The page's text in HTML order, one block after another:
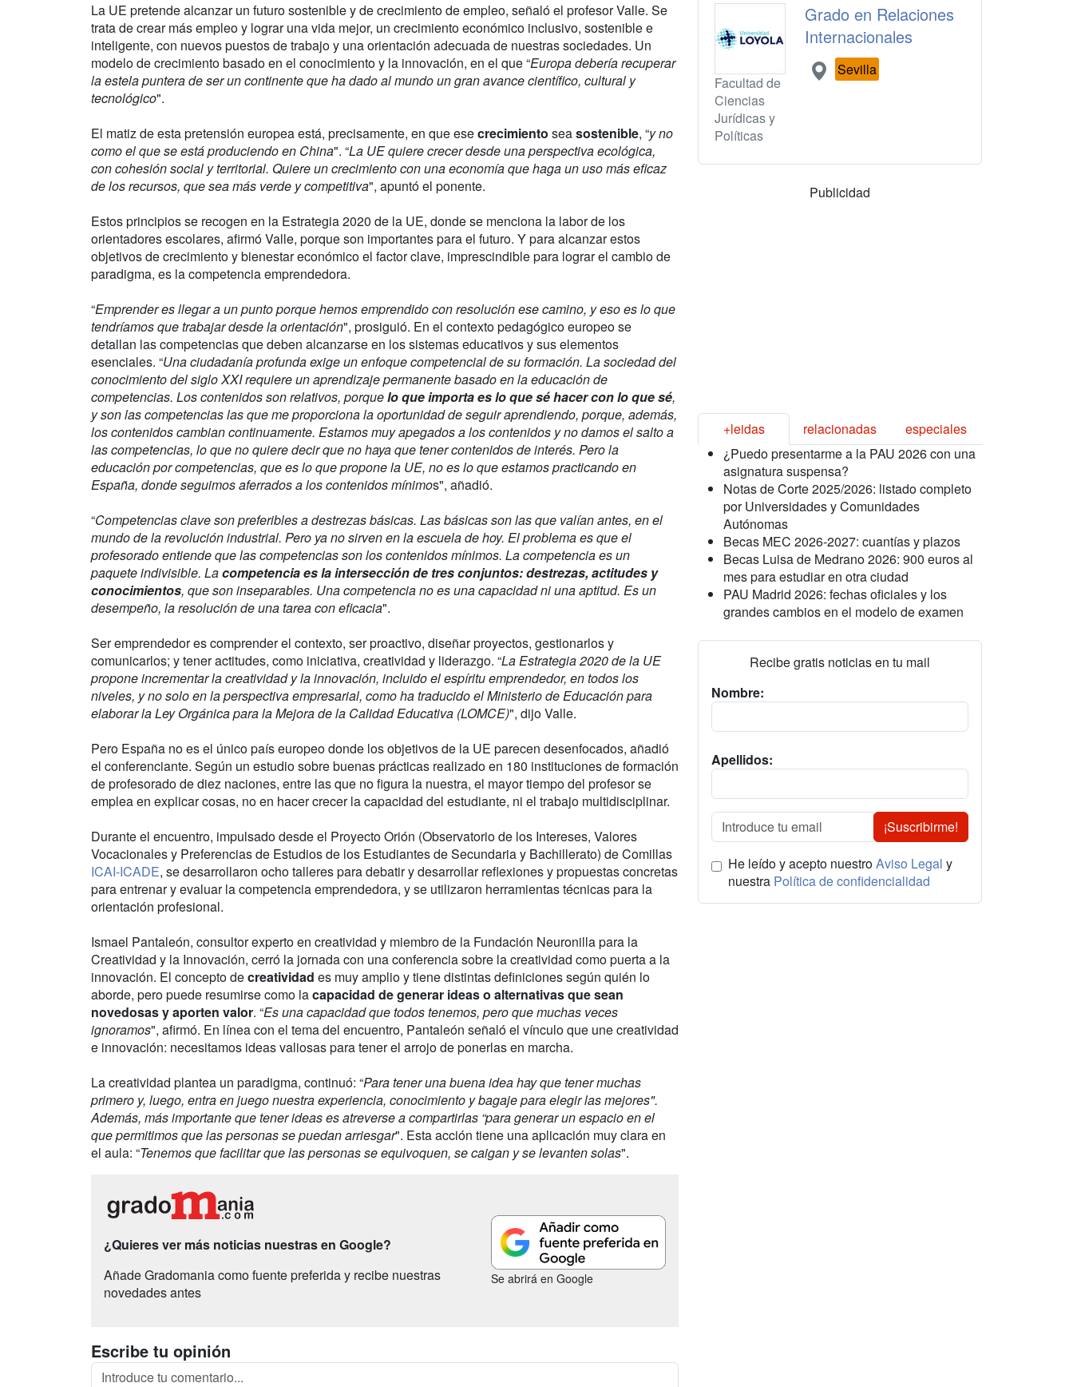
La UE pretende alcanzar un futuro sostenible y de crecimiento de empleo, señaló el profesor Valle. Se
trata de crear más empleo y lograr una vida mejor, un crecimiento económico inclusivo, sostenible e
inteligente, con nuevos puestos de trabajo y una orientación adecuada de nuestras sociedades. Un
modelo de crecimiento basado en el conocimiento y la innovación, en el que “Europa debería recuperar
la estela puntera de ser un continente que ha dado al mundo un gran avance científico, cultural y
tecnológico".
El matiz de esta pretensión europea está, precisamente, en que esecrecimiento seasostenible, “y no
como el que se está produciendo en China". “La UE quiere crecer desde una perspectiva ecológica,
con cohesión social y territorial. Quiere un crecimiento con una economía que haga un uso más eficaz
de los recursos, que sea más verde y competitiva", apuntó el ponente.
Estos principios se recogen en la Estrategia 2020 de la UE, donde se menciona la labor de los
orientadores escolares, afirmó Valle, porque son importantes para el futuro. Y para alcanzar estos
objetivos de crecimiento y bienestar económico el factor clave, imprescindible para lograr el cambio de
paradigma, es la competencia emprendedora.
“Emprender es llegar a un punto porque hemos emprendido con resolución ese camino, y eso es lo que
tendríamos que trabajar desde la orientación", prosiguió. En el contexto pedagógico europeo se
detallan las competencias que deben alcanzarse en los sistemas educativos y sus elementos
esenciales. “Una ciudadanía profunda exige un enfoque competencial de su formación. La sociedad del
conocimiento del siglo XXI requiere un aprendizaje permanente basado en la educación de
competencias. Los contenidos son relativos, porquelo que importa es lo que sé hacer con lo que sé,
y son las competencias las que me proporciona la oportunidad de seguir aprendiendo, porque, además,
los contenidos cambian continuamente. Estamos muy apegados a los contenidos y no damos el salto a
las competencias, lo que no quiere decir que no haya que tener contenidos de interés. Pero la
educación por competencias, que es lo que propone la UE, no es lo que estamos practicando en
España, donde seguimos aferrados a los contenidos mínimos", añadió.
“Competencias clave son preferibles a destrezas básicas. Las básicas son las que valían antes, en el
mundo de la revolución industrial. Pero ya no sirven en la escuela de hoy. El problema es que el
profesorado entiende que las competencias son los contenidos mínimos. La competencia es un
paquete indivisible. Lacompetencia es la intersección de tres conjuntos: destrezas, actitudes y
conocimientos, que son inseparables. Una competencia no es una capacidad ni una aptitud. Es un
desempeño, la resolución de una tarea con eficacia".
Ser emprendedor es comprender el contexto, ser proactivo, diseñar proyectos, gestionarlos y
comunicarlos; y tener actitudes, como iniciativa, creatividad y liderazgo. “La Estrategia 2020 de la UE
propone incrementar la creatividad y la innovación, incluido el espíritu emprendedor, en todos los
niveles, y no solo en la perspectiva empresarial, como ha traducido el Ministerio de Educación para
elaborar la Ley Orgánica para la Mejora de la Calidad Educativa (LOMCE)", dijo Valle.
Pero España no es el único país europeo donde los objetivos de la UE parecen desenfocados, añadió
el conferenciante. Según un estudio sobre buenas prácticas realizado en 180 instituciones de formación
de profesorado de diez naciones, entre las que no figura la nuestra, el mayor tiempo del profesor se
emplea en explicar cosas, no en hacer crecer la capacidad del estudiante, ni el trabajo multidisciplinar.
Durante el encuentro, impulsado desde el Proyecto Orión (Observatorio de los Intereses, Valores
Vocacionales y Preferencias de Estudios de los Estudiantes de Secundaria y Bachillerato) de Comillas
ICAI-ICADE, se desarrollaron ocho talleres para debatir y desarrollar reflexiones y propuestas concretas
para entrenar y evaluar la competencia emprendedora, y se utilizaron herramientas técnicas para la
orientación profesional.
Ismael Pantaleón, consultor experto en creatividad y miembro de la Fundación Neuronilla para la
Creatividad y la Innovación, cerró la jornada con una conferencia sobre la creatividad como puerta a la
innovación. El concepto decreatividad es muy amplio y tiene distintas definiciones según quién lo
aborde, pero puede resumirse como lacapacidad de generar ideas o alternativas que sean
novedosas y aporten valor. “Es una capacidad que todos tenemos, pero que muchas veces
ignoramos", afirmó. En línea con el tema del encuentro, Pantaleón señaló el vínculo que une creatividad
e innovación: necesitamos ideas valiosas para tener el arrojo de ponerlas en marcha.
La creatividad plantea un paradigma, continuó: “Para tener una buena idea hay que tener muchas
primero y, luego, entra en juego nuestra experiencia, conocimiento y bagaje para elegir las mejores".
Además, más importante que tener ideas es atreverse a compartirlas “para generar un espacio en el
que permitimos que las personas se puedan arriesgar". Esta acción tiene una aplicación muy clara en
el aula: “Tenemos que facilitar que las personas se equivoquen, se caigan y se levanten solas".
¿Quieres ver más noticias nuestras en Google?
Añade Gradomania como fuente preferida y recibe nuestras
novedades antes
Se abrirá en Google
Escribe tu opinión
Facultad de
Ciencias
Jurídicas y
Políticas
Grado en Relaciones
Internacionales
Sevilla
Publicidad
+leidas relacionadas
especiales
¿Puedo presentarme a la PAU 2026 con una
asignatura suspensa?
Notas de Corte 2025/2026: listado completo
por Universidades y Comunidades
Autónomas
Becas MEC 2026-2027: cuantías y plazos
Becas Luisa de Medrano 2026: 900 euros al
mes para estudiar en otra ciudad
PAU Madrid 2026: fechas oficiales y los
grandes cambios en el modelo de examen
Recibe gratis noticias en tu mail
Nombre:
Apellidos:
¡Suscribirme!
He leído y acepto nuestroAviso Legal y
nuestra Política de confidencialidad